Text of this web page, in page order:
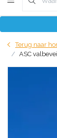
Terug naar
ASC